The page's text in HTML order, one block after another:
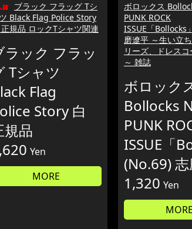
ブラック フラッグ Tシ
Black Flag Police Story
規品 ロックTシャツ関連
ラック フラッ
Tシャツ
Flag
Story 白
規品
Yen
MORE
ボロックス
PUNK ROCK
ISSUE「Bollocks
磨遼平 ～生い立
リーズ、ドレス
～ 雑誌
ボロック
Bollocks
PUNK
ISSUE「
(No.69)
1,320 Yen
MORE